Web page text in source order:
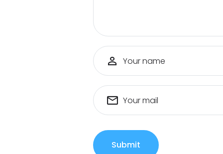
Your name
Your mail
Submit